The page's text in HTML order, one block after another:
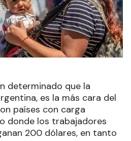
determinado que la
es la más cara del
países con carga
donde los trabajadores
200 dólares, en tanto